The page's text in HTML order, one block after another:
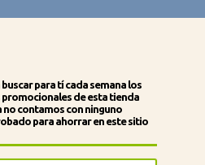
para tí cada semana los
de esta tienda
contamos con ninguno
para ahorrar en este sitio